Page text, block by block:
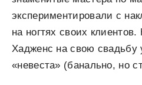
экспериментировали с
на ногтях своих
Хадженс на свою свадьбу
«невеста» (банально, но